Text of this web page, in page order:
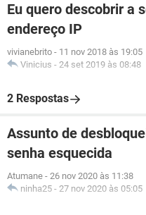
Eu quero descobrir a
endereço IP
vivianebrito - 11 nov 2018 às 19:05
Vinicius - 24 set 2019 às 08:48
2 Respostas
Assunto de
senha esquecida
Atumane - 26 nov 2020 às 11:38
ninha25 - 27 nov 2020 às 05:05